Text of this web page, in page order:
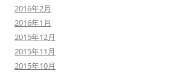
2016年2月
2016年1月
2015年12月
2015年11月
2015年10月